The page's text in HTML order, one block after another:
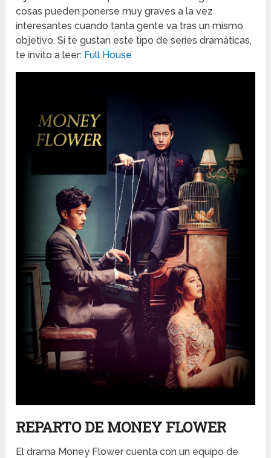
cosas pueden ponerse muy graves a la vez
interesantes cuando tanta gente va tras un mismo
objetivo. Si te gustan este tipo de series dramáticas,
te invito a leer: Full House
REPARTO DE MONEY FLOWER
El drama Money Flower cuenta con un equipo de